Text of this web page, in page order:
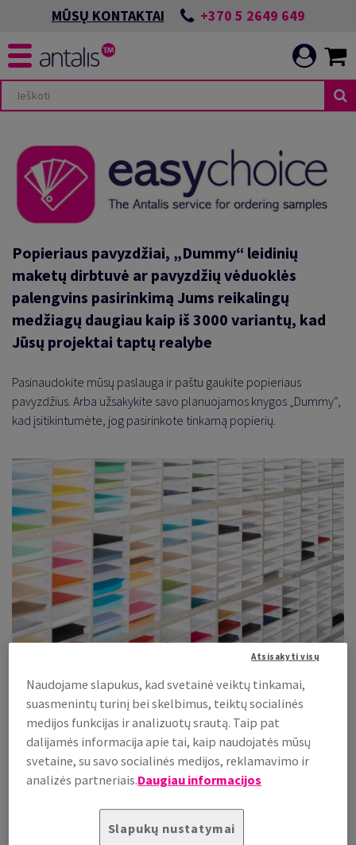
MŪSŲ KONTAKTAI +370 5 2649 649
Popieriaus pavyzdžiai, „Dummy“ leidinių
maketų dirbtuvė ar pavyzdžių vėduoklės
palengvins pasirinkimą Jums reikalingų
medžiagų daugiau kaip iš 3000 variantų, kad
Jūsų projektai taptų realybe
Pasinaudokite mūsų paslauga ir paštu gaukite popieriaus
pavyzdžius. Arba užsakykite savo planuojamos knygos „Dummy“,
kad įsitikintumėte, jog pasirinkote tinkamą popierių.
SUSIJĘ PUSLAPIAI
easyondemand
Naudojame slapukus, kad svetainė veiktų tinkamai,
suasmenintų turinį bei skelbimus, teiktų socialinės
medijos funkcijas ir analizuotų srautą. Taip pat
dalijamės informacija apie tai, kaip naudojatės mūsų
svetaine, su savo socialinės medijos, reklamavimo ir
analizės partneriais.Daugiau informacijos
Slapukų nustatymai
Atsisakyti visų